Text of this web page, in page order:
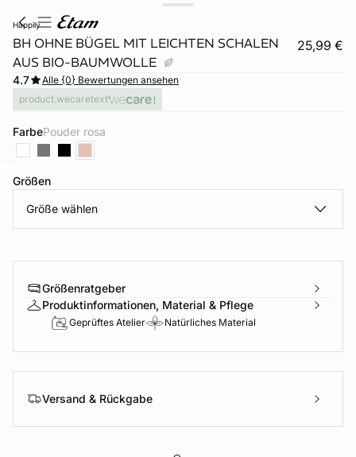
happily
BH OHNE BÜGEL MIT LEICHTEN SCHALEN
AUS BIO-BAUMWOLLE
25,99 €
4.7
Alle {0} Bewertungen ansehen
product.wecaretext
Farbe pouder rosa
Größen
Größe wählen
Größenratgeber
Produktinformationen, Material & Pflege
Geprüftes Atelier Natürliches Material
Versand & Rückgabe